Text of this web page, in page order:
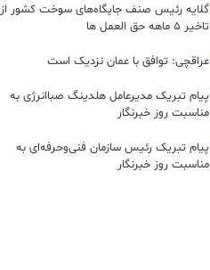
گلایه رئیس صنف جایگاه‌های سوخت کشور از
تاخیر ۵ ماهه حق العمل ها
عراقچی: توافق با عمان نزدیک است
پیام تبریک مدیرعامل هلدینگ صباانرژی به
مناسبت روز خبرنگار
پیام تبریک رئیس سازمان فنی‌و‌حرفه‌ای به
مناسبت روز خبرنگار